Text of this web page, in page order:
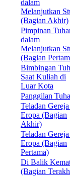
dalam
Melanjutkan
(Bagian Akhir)
Pimpinan
dalam
Melanjutkan
(Bagian
Bimbingan
Saat Kuliah di
Luar Kota
Panggilan
Teladan
Eropa (Bagian
Akhir)
Teladan
Eropa (Bagian
Pertama)
Di Balik
(Bagian